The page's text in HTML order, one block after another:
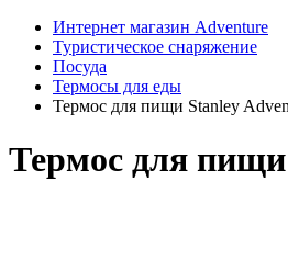
Интернет магазин Adventure
Туристическое снаряжение
Посуда
Термосы для еды
Термос для пищи Stanley
Термос для пищи